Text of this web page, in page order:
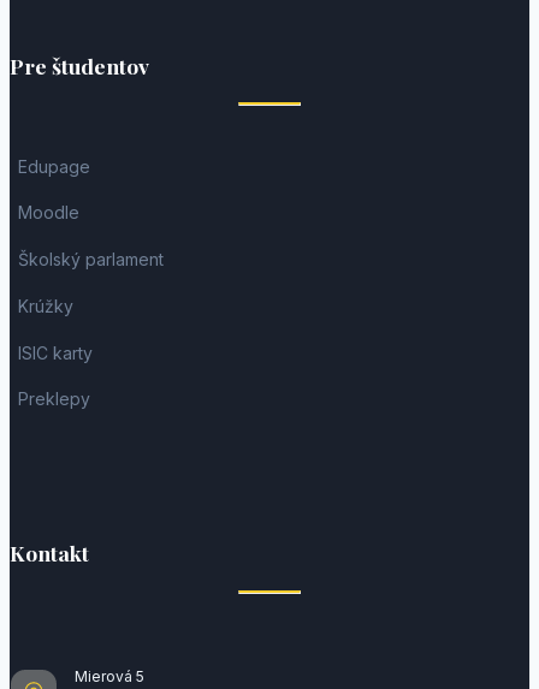
Pre študentov
Edupage
Moodle
Školský parlament
Krúžky
ISIC karty
Preklepy
Kontakt
Mierová 5